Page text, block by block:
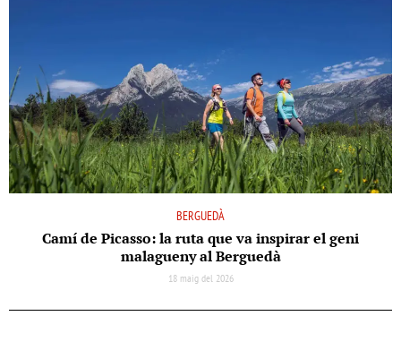
BERGUEDÀ
Camí de Picasso: la ruta que va inspirar el geni
malagueny al Berguedà
18 maig del 2026